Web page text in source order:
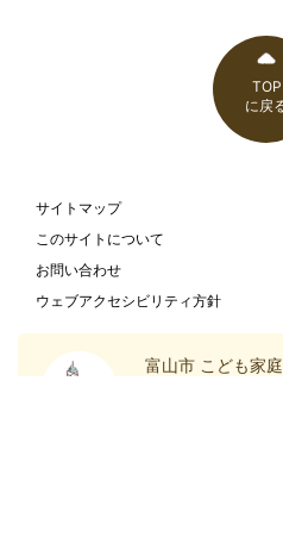
TOP
に戻
サイトマップ
このサイトについて
お問い合わせ
ウェブアクセシビリティ方針
富山市 こども家